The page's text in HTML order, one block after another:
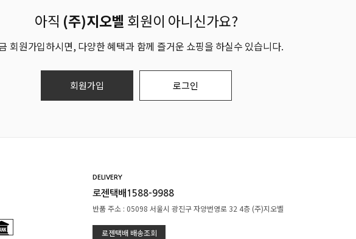
아직 (주)지오벨 회원이 아니신가요?
회원가입하시면, 다양한 혜택과 함께 즐거운 쇼핑을 하실수 있습니다.
회원가입 로그인
DELIVERY
로젠택배1588-9988
반품 주소 : 05098 서울시 광진구 자양번영로 32 4층 (주)지오벨
로젠택배 배송조회